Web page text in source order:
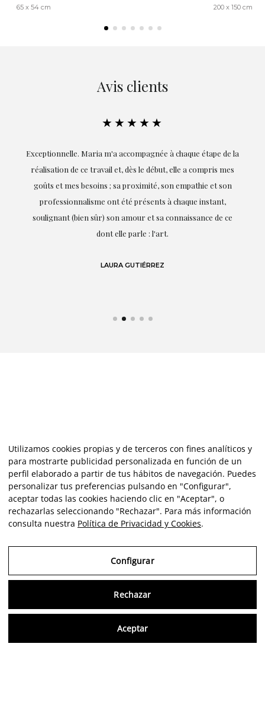
65 x 54 cm 200 x 150 cm
Avis clients
★★★★★
Exceptionnelle. Maria m'a accompagnée à chaque étape de la
réalisation de ce travail et, dès le début, elle a compris mes
goûts et mes besoins ; sa proximité, son empathie et son
professionnalisme ont été présents à chaque instant,
soulignant (bien sûr) son amour et sa connaissance de ce
dont elle parle : l'art.
LAURA GUTIÉRREZ
Utilizamos cookies propias y de terceros con fines analíticos y
para mostrarte publicidad personalizada en función de un
perfil elaborado a partir de tus hábitos de navegación. Puedes
personalizar tus preferencias pulsando en "Configurar",
aceptar todas las cookies haciendo clic en "Aceptar", o
rechazarlas seleccionando "Rechazar". Para más información
consulta nuestra Política de Privacidad y Cookies.
Configurar
Rechazar
Aceptar